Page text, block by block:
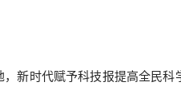
新时代赋予科技报提高全民